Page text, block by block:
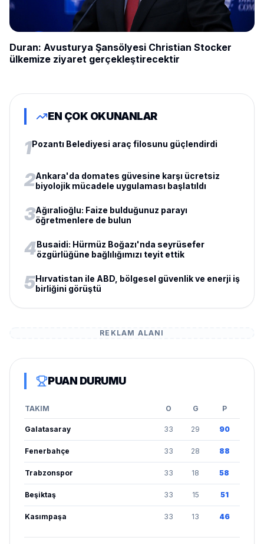
Duran: Avusturya Şansölyesi Christian Stocker
ülkemize ziyaret gerçekleştirecektir
EN ÇOK OKUNANLAR
1Pozantı Belediyesi araç filosunu güçlendirdi
2Ankara'da domates güvesine karşı ücretsiz
biyolojik mücadele uygulaması başlatıldı
3Ağıralioğlu: Faize bulduğunuz parayı
öğretmenlere de bulun
4Busaidi: Hürmüz Boğazı'nda seyrüsefer
özgürlüğüne bağlılığımızı teyit ettik
5Hırvatistan ile ABD, bölgesel güvenlik ve enerji iş
birliğini görüştü
REKLAM ALANI
PUAN DURUMU
TAKIM O G P
Galatasaray 33 29 90
Fenerbahçe 33 28 88
Trabzonspor 33 18 58
Beşiktaş 33 15 51
Kasımpaşa 33 13 46